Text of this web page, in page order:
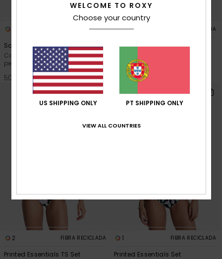
FIBRA RECICLADA
Solid Essentials TS Set
Conjunto de biquíni de duas
peças Tiki Tri Rosa Mulher
50,00 €
5 FIBRA RECICLADA
Solid Essentials TS Set
peças Tiki Tri Verde Mulher
50,00 €
2 FIBRA RECICLADA
Printed Essentials TS Set
1 FIBRA RECICLADA
Printed Essentials Set
WELCOME TO ROXY
Choose your country
US SHIPPING ONLY PT SHIPPING ONLY
VIEW ALL COUNTRIES